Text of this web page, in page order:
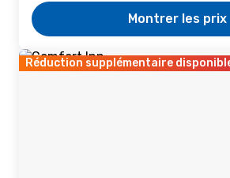
Montrer les prix
Réduction supplémentaire